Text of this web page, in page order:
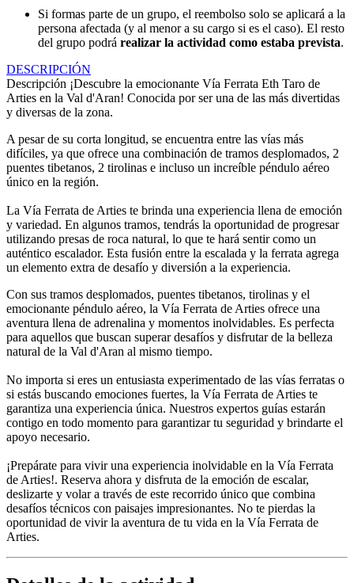
Si formas parte de un grupo, el reembolso solo se aplicará a la
persona afectada (y al menor a su cargo si es el caso). El resto
del grupo podrá realizar la actividad como estaba prevista.
DESCRIPCIÓN
Descripción ¡Descubre la emocionante Vía Ferrata Eth Taro de
Arties en la Val d'Aran! Conocida por ser una de las más divertidas
y diversas de la zona.
A pesar de su corta longitud, se encuentra entre las vías más
difíciles, ya que ofrece una combinación de tramos desplomados, 2
puentes tibetanos, 2 tirolinas e incluso un increíble péndulo aéreo
único en la región.
La Vía Ferrata de Arties te brinda una experiencia llena de emoción
y variedad. En algunos tramos, tendrás la oportunidad de progresar
utilizando presas de roca natural, lo que te hará sentir como un
auténtico escalador. Esta fusión entre la escalada y la ferrata agrega
un elemento extra de desafío y diversión a la experiencia.
Con sus tramos desplomados, puentes tibetanos, tirolinas y el
emocionante péndulo aéreo, la Vía Ferrata de Arties ofrece una
aventura llena de adrenalina y momentos inolvidables. Es perfecta
para aquellos que buscan superar desafíos y disfrutar de la belleza
natural de la Val d'Aran al mismo tiempo.
No importa si eres un entusiasta experimentado de las vías ferratas o
si estás buscando emociones fuertes, la Vía Ferrata de Arties te
garantiza una experiencia única. Nuestros expertos guías estarán
contigo en todo momento para garantizar tu seguridad y brindarte el
apoyo necesario.
¡Prepárate para vivir una experiencia inolvidable en la Vía Ferrata
de Arties!. Reserva ahora y disfruta de la emoción de escalar,
deslizarte y volar a través de este recorrido único que combina
desafíos técnicos con paisajes impresionantes. No te pierdas la
oportunidad de vivir la aventura de tu vida en la Vía Ferrata de
Arties.